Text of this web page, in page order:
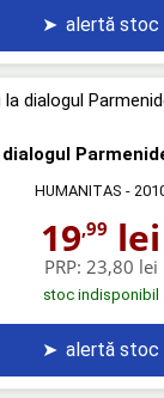
➤ alertă stoc
HUMANITAS -
19,99 lei
PRP: 23,80 lei
stoc indisponibil
➤ alertă stoc